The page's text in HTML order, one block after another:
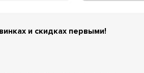
и скидках первыми!